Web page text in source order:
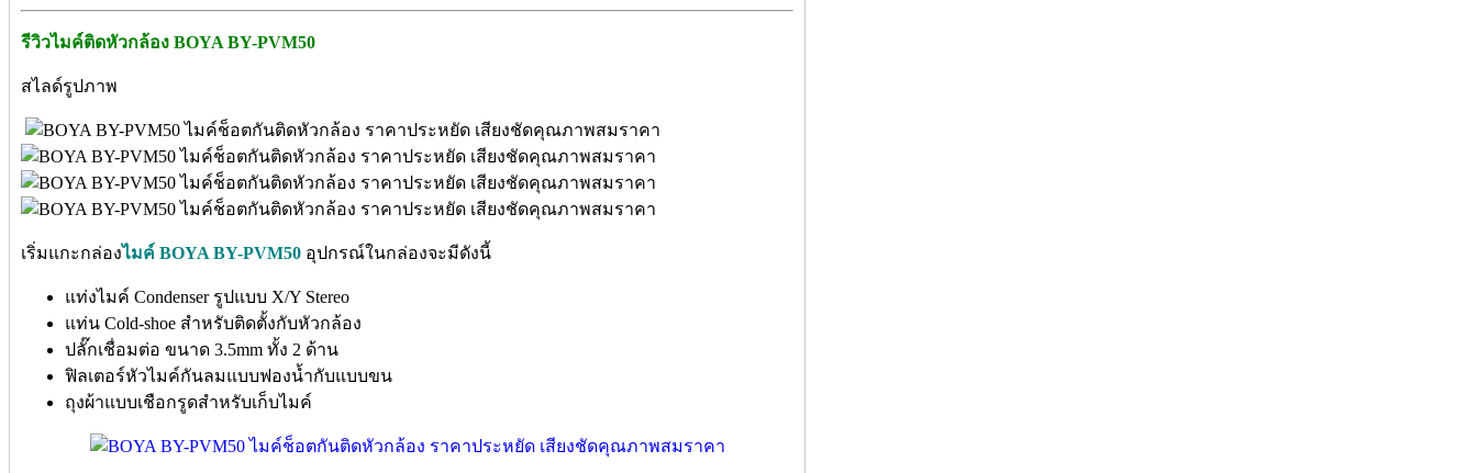
รีวิวไมค์ติดหัวกล้อง BOYA BY-PVM50
สไลด์รูปภาพ
เริ่มแกะกล่องไมค์ BOYA BY-PVM50 อุปกรณ์ในกล่องจะมีดังนี้
แท่งไมค์ Condenser รูปแบบ X/Y Stereo
แท่น Cold-shoe สำหรับติดตั้งกับหัวกล้อง
ปลั๊กเชื่อมต่อ ขนาด 3.5mm ทั้ง 2 ด้าน
ฟิลเตอร์หัวไมค์กันลมแบบฟองน้ำกับแบบขน
ถุงผ้าแบบเชือกรูดสำหรับเก็บไมค์